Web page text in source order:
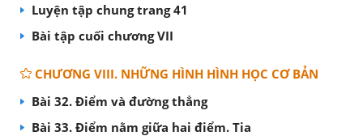
Luyện tập chung trang 41
Bài tập cuối chương VII
CHƯƠNG VIII. NHỮNG HÌNH HÌNH HỌC CƠ BẢN
Bài 32. Điểm và đường thẳng
Bài 33. Điểm nằm giữa hai điểm. Tia